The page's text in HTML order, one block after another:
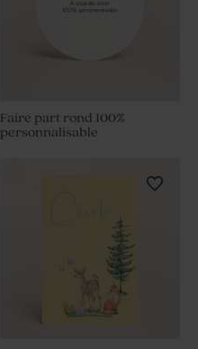
Faire part rond 100%
personnalisable